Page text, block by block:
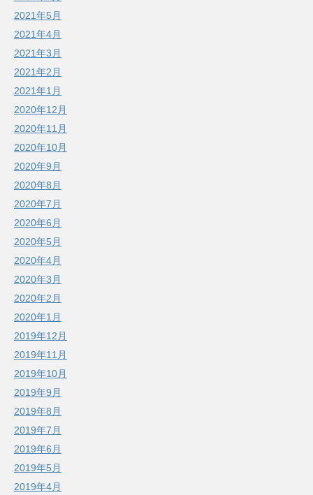
2021年5月
2021年4月
2021年3月
2021年2月
2021年1月
2020年12月
2020年11月
2020年10月
2020年9月
2020年8月
2020年7月
2020年6月
2020年5月
2020年4月
2020年3月
2020年2月
2020年1月
2019年12月
2019年11月
2019年10月
2019年9月
2019年8月
2019年7月
2019年6月
2019年5月
2019年4月